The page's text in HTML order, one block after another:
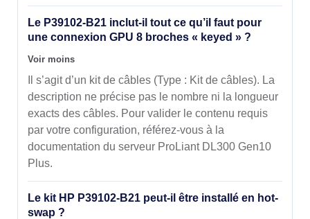
Le P39102-B21 inclut-il tout ce qu’il faut pour
une connexion GPU 8 broches « keyed » ?
Voir moins
Il s’agit d’un kit de câbles (Type : Kit de câbles). La
description ne précise pas le nombre ni la longueur
exacts des câbles. Pour valider le contenu requis
par votre configuration, référez-vous à la
documentation du serveur ProLiant DL300 Gen10
Plus.
Le kit HP P39102-B21 peut-il être installé en hot-
swap ?